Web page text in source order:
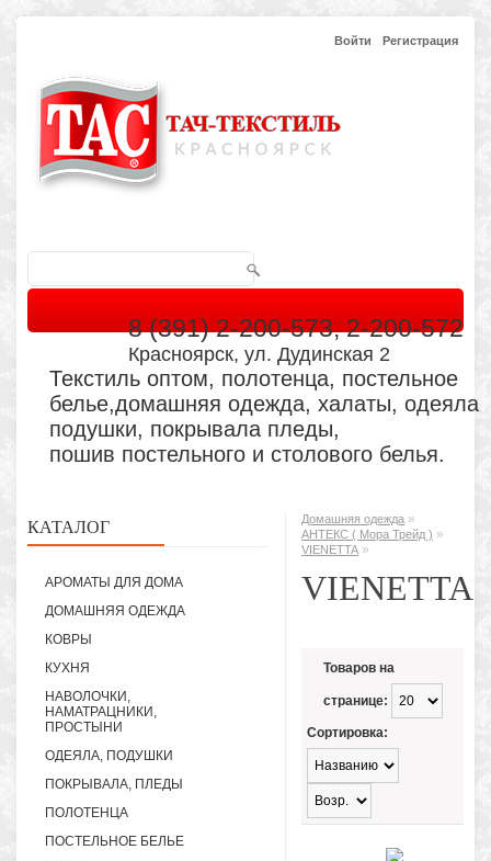
Войти Регистрация
8 (391) 2-200-573, 2-200-572
Красноярск, ул. Дудинская 2
Текстиль оптом, полотенца, постельное
белье,домашняя одежда, халаты, одеяла
подушки, покрывала пледы,
пошив постельного и столового белья.
КАТАЛОГ
АРОМАТЫ ДЛЯ ДОМА
ДОМАШНЯЯ ОДЕЖДА
КОВРЫ
КУХНЯ
НАВОЛОЧКИ,
НАМАТРАЦНИКИ,
ПРОСТЫНИ
ОДЕЯЛА, ПОДУШКИ
ПОКРЫВАЛА, ПЛЕДЫ
ПОЛОТЕНЦА
ПОСТЕЛЬНОЕ БЕЛЬЕ
Домашняя одежда »
АНТЕКС ( Мора Трейд ) »
VIENETTA »
VIENETTA
Товаров на
странице:
Сортировка: